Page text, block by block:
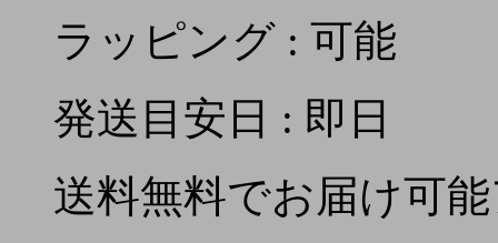
ラッピング : 可能
発送目安日 : 即日
送料無料でお届け可